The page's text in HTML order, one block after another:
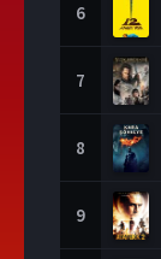
6
7
8
9